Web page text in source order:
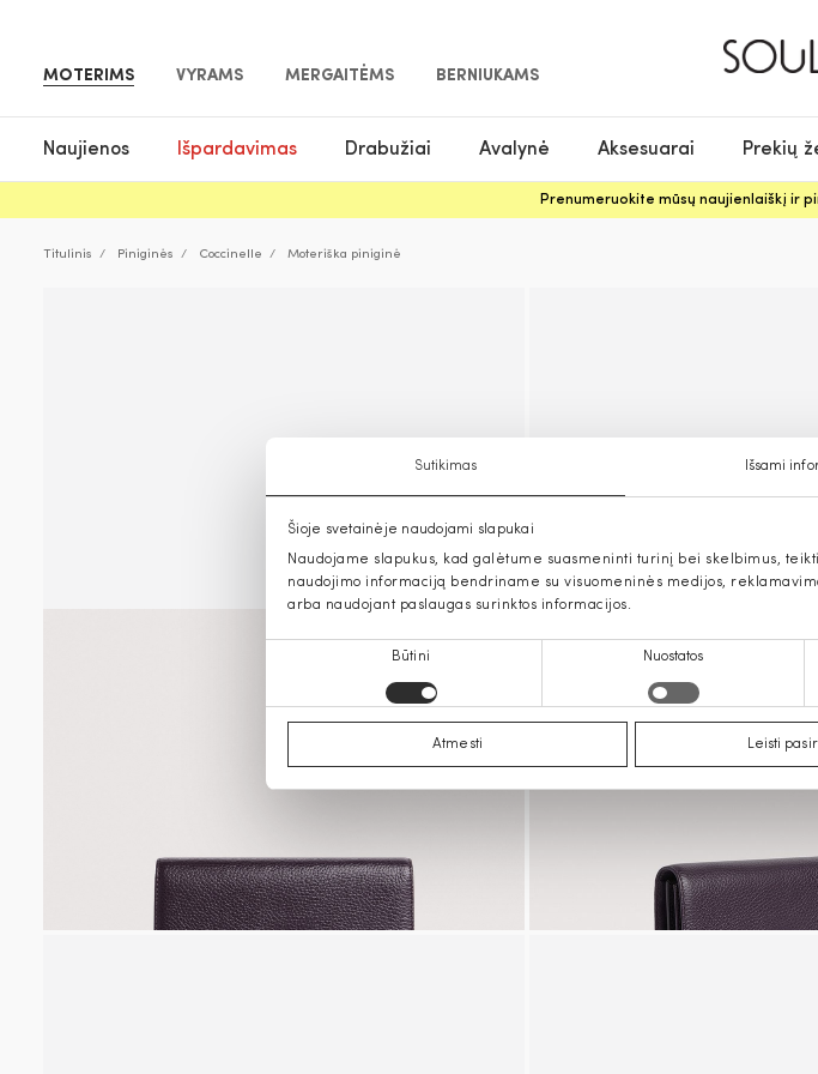
Sutikimas Išsami
Šioje svetainėje naudojami slapukai
Naudojame slapukus, kad galėtume suasmeninti turinį bei skelbimus,
naudojimo informaciją bendriname su visuomeninės medijos,
arba naudojant paslaugas surinktos informacijos.
Būtini Nuostatos
Atmesti Leisti
MOTERIMS VYRAMS MERGAITĖMS BERNIUKAMS
Naujienos Išpardavimas Drabužiai Avalynė Aksesuarai Prekių
Prenumeruokite mūsų naujienlaiškį ir
Titulinis Piniginės Coccinelle Moteriška piniginė